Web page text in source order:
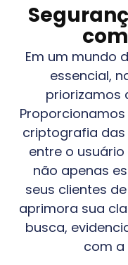
Em um mundo
essencial,
priorizamos
Proporcionamos
criptografia
entre o
não apenas
seus clientes de
aprimora sua
busca,
com a